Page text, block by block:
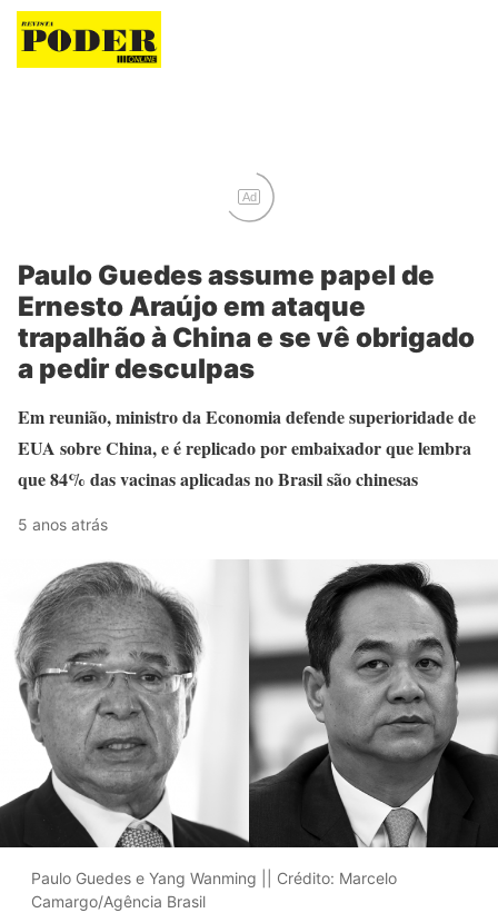
Revista Poder
Ad
Paulo Guedes assume papel de
Ernesto Araújo em ataque
trapalhão à China e se vê obrigado
a pedir desculpas
Em reunião, ministro da Economia defende superioridade de
EUA sobre China, e é replicado por embaixador que lembra
que 84% das vacinas aplicadas no Brasil são chinesas
5 anos atrás
Paulo Guedes e Yang Wanming || Crédito: Marcelo
Camargo/Agência Brasil